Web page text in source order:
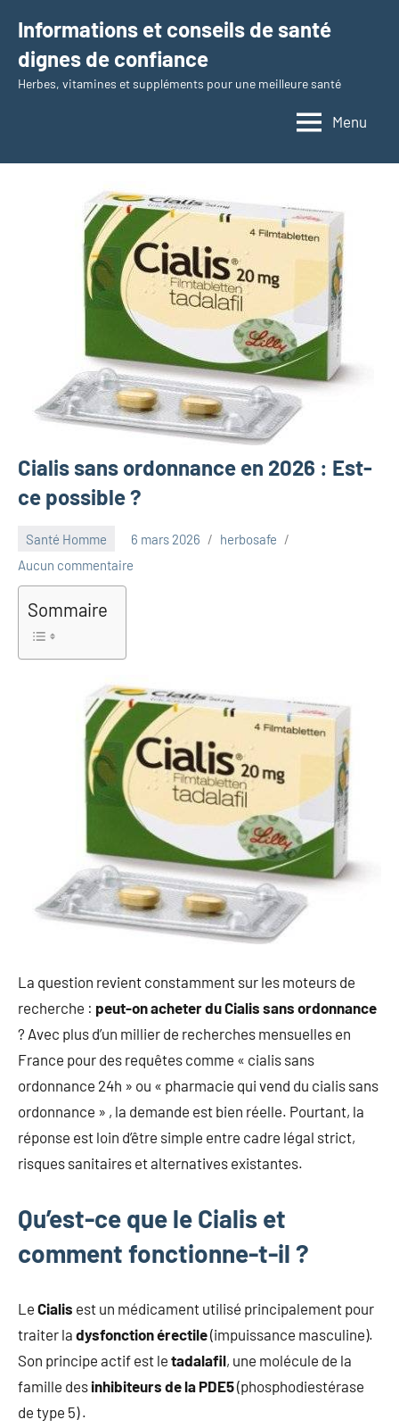
contenu
Informations et conseils de santé
dignes de confiance
Herbes, vitamines et suppléments pour une meilleure santé
Menu
Cialis sans ordonnance en 2026 : Est-
ce possible ?
Santé Homme 6 mars 2026
herbosafe
Aucun commentaire
Sommaire
La question revient constamment sur les moteurs de
recherche : peut-on acheter du Cialis sans ordonnance
? Avec plus d’un millier de recherches mensuelles en
France pour des requêtes comme « cialis sans
ordonnance 24h » ou « pharmacie qui vend du cialis sans
ordonnance » , la demande est bien réelle. Pourtant, la
réponse est loin d’être simple entre cadre légal strict,
risques sanitaires et alternatives existantes.
Qu’est-ce que le Cialis et
comment fonctionne-t-il ?
Le Cialis est un médicament utilisé principalement pour
traiter la dysfonction érectile(impuissance masculine).
Son principe actif est le tadalafil, une molécule de la
famille des inhibiteurs de la PDE5(phosphodiestérase
de type 5) .